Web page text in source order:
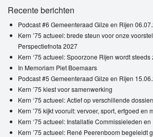
Recente berichten
Podcast #6 Gemeenteraad Gilze en Rijen
Kern ’75 actueel: brede steun voor onze
Perspectiefnota 2027
Kern ‘75 actueel: Spoorzone Rijen wordt
In Memoriam Piet Boemaars
Podcast #5 Gemeenteraad Gilze en Rijen
Kern ’75 kiest voor samenwerking
Kern ‘75 actueel: Actief op verschillende
Kern ’75 kijkt vooruit: vervoer, sport, erfgoed en
Kern ‘75 actueel: Installatie Commissieleden
Kern ’75 actueel: René Peerenboom begeleidt